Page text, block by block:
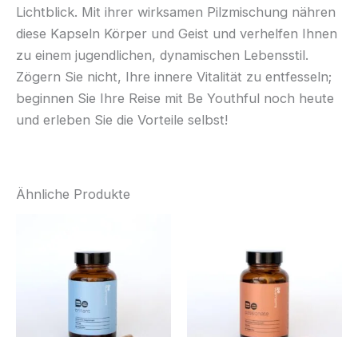
Lichtblick. Mit ihrer wirksamen Pilzmischung nähren
diese Kapseln Körper und Geist und verhelfen Ihnen
zu einem jugendlichen, dynamischen Lebensstil.
Zögern Sie nicht, Ihre innere Vitalität zu entfesseln;
beginnen Sie Ihre Reise mit Be Youthful noch heute
und erleben Sie die Vorteile selbst!
Ähnliche Produkte